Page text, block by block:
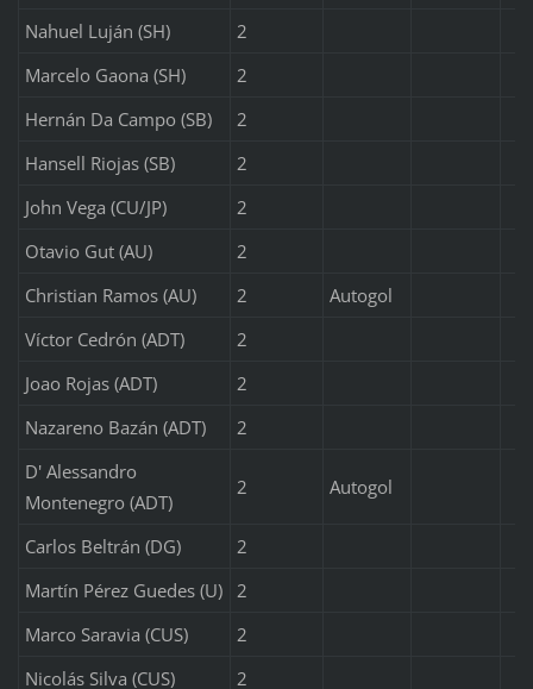
Nahuel Luján (SH)
2
Marcelo Gaona (SH)
2
Hernán Da Campo (SB)
2
Hansell Riojas (SB)
2
John Vega (CU/JP)
2
Otavio Gut (AU)
2
Christian Ramos (AU)
2
Autogol
Víctor Cedrón (ADT)
2
Joao Rojas (ADT)
2
Nazareno Bazán (ADT)
2
D' Alessandro
Montenegro (ADT)
2 Autogol
Carlos Beltrán (DG)
2
Martín Pérez Guedes (U)
2
Marco Saravia (CUS)
2
Nicolás Silva (CUS)
2